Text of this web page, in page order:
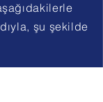
şu şekilde